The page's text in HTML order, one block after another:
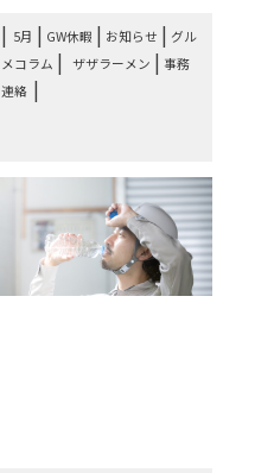
5月 | GW休暇 | お知らせ | グル
メコラム | ザザラーメン |事務
連絡